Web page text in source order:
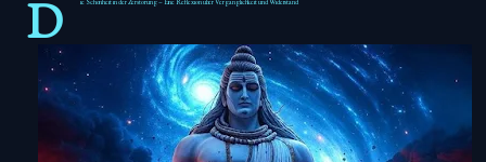
D ie Schönheit in der Zerstörung – Eine Reflexion über Vergänglichkeit und Widerstand